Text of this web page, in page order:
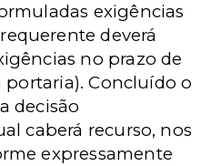
exigências
deverá
no prazo de
portaria). Concluído o
decisão
caberá recurso, nos
expressamente